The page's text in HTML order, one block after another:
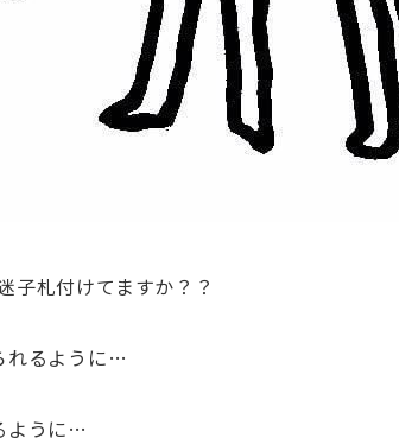
子札付けてますか？？
れるように…
ように…